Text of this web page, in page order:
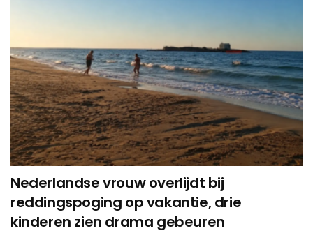
Nederlandse vrouw overlijdt bij
reddingspoging op vakantie, drie
kinderen zien drama gebeuren